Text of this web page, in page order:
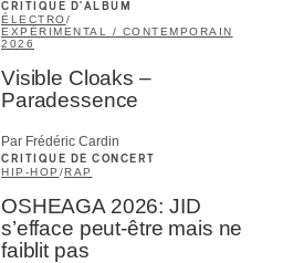
CRITIQUE D'ALBUM
ÉLECTRO/
EXPÉRIMENTAL / CONTEMPORAIN
2026
Visible Cloaks –
Paradessence
Par Frédéric Cardin
CRITIQUE DE CONCERT
HIP-HOP /RAP
OSHEAGA 2026: JID
s’efface peut-être mais ne
faiblit pas